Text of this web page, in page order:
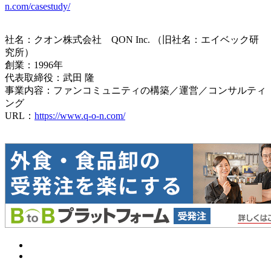
n.com/casestudy/
社名：クオン株式会社 QON Inc. （旧社名：エイベック研
究所）
創業：1996年
代表取締役：武田 隆
事業内容：ファンコミュニティの構築／運営／コンサルティ
ング
URL： https://www.q-o-n.com/